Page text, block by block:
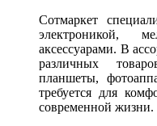
Сотмаркет
электроникой,
аксессуарами. В
различных
планшеты,
требуется для
современной жизни.